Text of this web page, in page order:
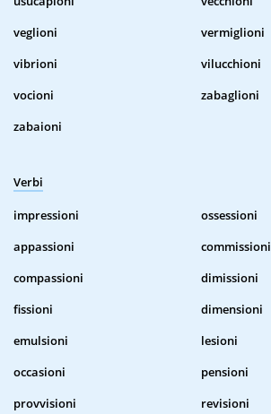
veglioni
vermiglioni
vibrioni
vilucchioni
vocioni
zabaglioni
zabaioni
Verbi
impressioni
ossessioni
appassioni
commissioni
compassioni
dimissioni
fissioni
dimensioni
emulsioni
lesioni
occasioni
pensioni
provvisioni
revisioni